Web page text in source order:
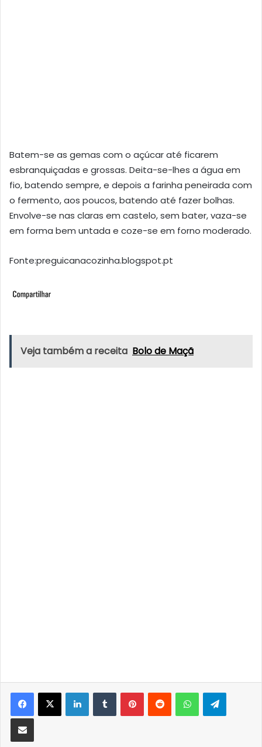
Batem-se as gemas com o açúcar até ficarem
esbranquiçadas e grossas. Deita-se-lhes a água em
fio, batendo sempre, e depois a farinha peneirada com
o fermento, aos poucos, batendo até fazer bolhas.
Envolve-se nas claras em castelo, sem bater, vaza-se
em forma bem untada e coze-se em forno moderado.
Fonte:preguicanacozinha.blogspot.pt
Veja também a receita Bolo de Maçã
LinkedInTumblrPinterestReddit WhatsApp
Partilhar Via Email